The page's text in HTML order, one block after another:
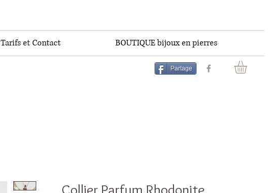
Tarifs et Contact BOUTIQUE bijoux en pierres
Partage
Collier Parfum Rhodonite